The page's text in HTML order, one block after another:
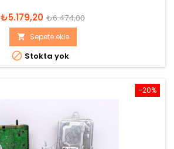
Fiyat
₺5.179,20 Normal
fiyat
₺6.474,00
 Sepete ekle
 Stokta yok
-20%